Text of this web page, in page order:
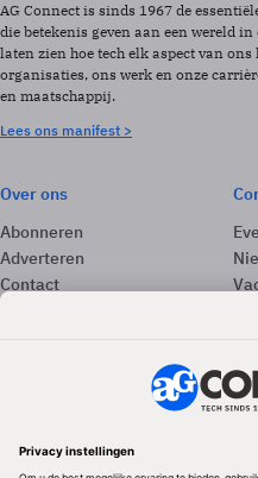
AG Connect is sinds 1967 de
die betekenis geven aan een wereld
laten zien hoe tech elk aspect van
organisaties, ons werk en onze
en maatschappij.
Lees ons manifest >
Over ons
Abonneren
Adverteren
Contact